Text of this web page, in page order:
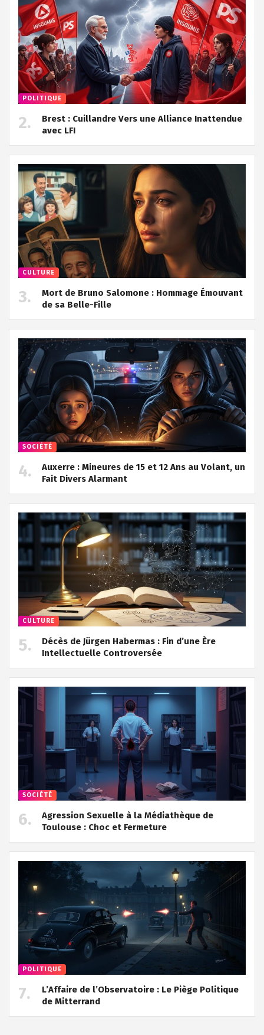
POLITIQUE
Brest : Cuillandre Vers une Alliance Inattendue
avec LFI
CULTURE
Mort de Bruno Salomone : Hommage Émouvant
de sa Belle-Fille
SOCIÉTÉ
Auxerre : Mineures de 15 et 12 Ans au Volant, un
Fait Divers Alarmant
CULTURE
Décès de Jürgen Habermas : Fin d’une Ère
Intellectuelle Controversée
SOCIÉTÉ
Agression Sexuelle à la Médiathèque de
Toulouse : Choc et Fermeture
POLITIQUE
L’Affaire de l’Observatoire : Le Piège Politique
de Mitterrand